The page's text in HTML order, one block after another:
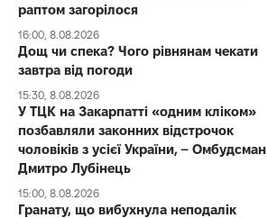
раптом загорілося
16:00, 8.08.2026
Дощ чи спека? Чого рівнянам чекати
завтра від погоди
15:30, 8.08.2026
У ТЦК на Закарпатті «одним кліком»
позбавляли законних відстрочок
чоловіків з усієї України, – Омбудсман
Дмитро Лубінець
15:00, 8.08.2026
Гранату, що вибухнула неподалік